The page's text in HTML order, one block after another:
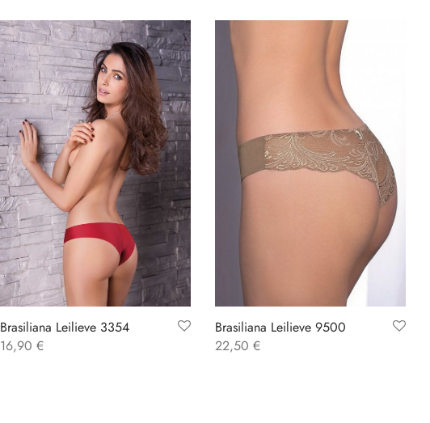
Brasiliana Leilieve 3354
16,90 €
Brasiliana Leilieve 9500
22,50 €